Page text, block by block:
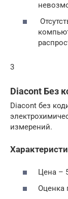
3
Diacont Без
Diacont без
измерений.
Цена –
Оценка